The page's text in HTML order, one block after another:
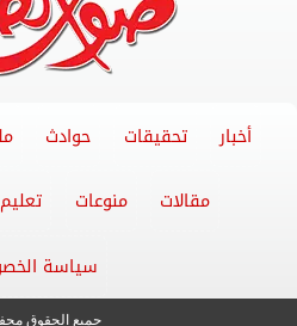
أخبار تحقيقات حوادث
مقالات منوعات تعليم
سياسة
جميع الحقوق